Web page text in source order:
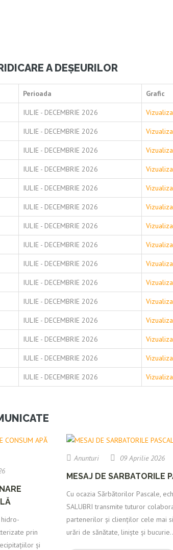
A DEȘEURILOR
Perioada Grafic
IULIE - DECEMBRIE 2026
IULIE - DECEMBRIE 2026
IULIE - DECEMBRIE 2026
IULIE - DECEMBRIE 2026
IULIE - DECEMBRIE 2026
IULIE - DECEMBRIE 2026
IULIE - DECEMBRIE 2026
IULIE - DECEMBRIE 2026
IULIE - DECEMBRIE 2026
IULIE - DECEMBRIE 2026
IULIE - DECEMBRIE 2026
IULIE - DECEMBRIE 2026
IULIE - DECEMBRIE 2026
IULIE - DECEMBRIE 2026
IULIE - DECEMBRIE 2026
prin
și
Anunturi 09 Aprilie 2026
MESAJ DE SARBATORILE
Cu ocazia Sărbătorilor Pascale,
SALUBRI transmite tuturor
partenerilor și clienților cele mai
urări de sănătate, liniște și